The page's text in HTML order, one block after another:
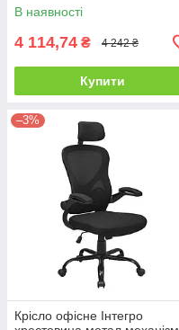
В наявності
4 114,74 ₴ 4 242 ₴
Купити
–3%
Крісло офісне Інтегро